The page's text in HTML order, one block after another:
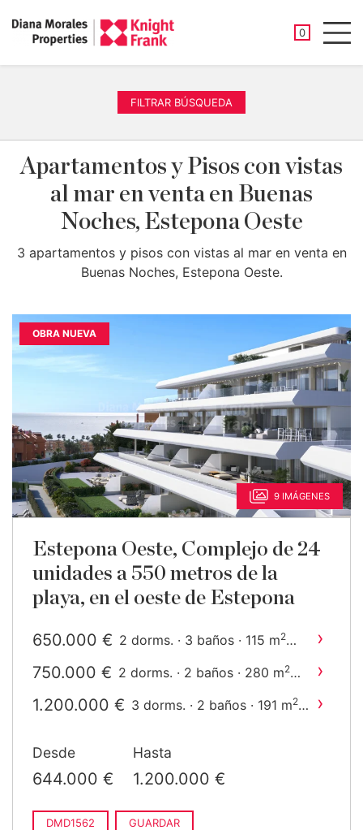
0
FILTRAR BÚSQUEDA
Apartamentos y Pisos con vistas
al mar en venta en Buenas
Noches, Estepona Oeste
3 apartamentos y pisos con vistas al mar en venta en
Buenas Noches, Estepona Oeste.
OBRA NUEVA
9 IMÁGENES
Estepona Oeste, Complejo de 24
unidades a 550 metros de la
playa, en el oeste de Estepona
650.000 € 2 dorms. · 3 baños · 115 m2 ›
750.000 € 2 dorms. · 2 baños · 280 m2 ›
1.200.000 € 3 dorms. · 2 baños · 191 m2 ›
Desde
644.000 €
Hasta
1.200.000 €
DMD1562 GUARDAR